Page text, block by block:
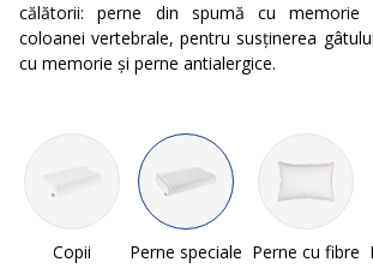
călătorii: perne din spumă cu memorie
coloanei vertebrale, pentru susținerea
cu memorie și perne antialergice.
Copii Perne speciale Perne cu fibre